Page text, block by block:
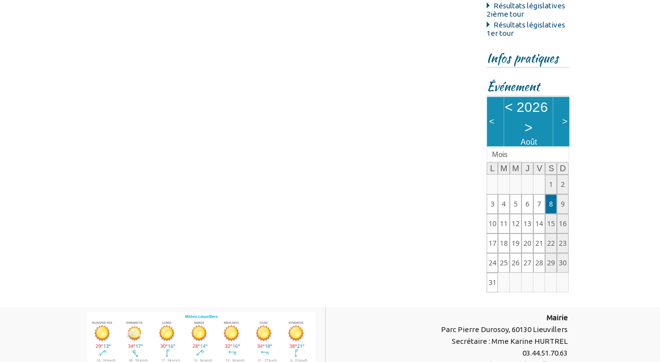
Résultats législatives
2ième tour
Résultats législatives
1er tour
Infos pratiques
Événement
<
< 2026
>
Août
>
Mois
L M M J V S
D
1
2
3 4 5 6 7 8 9
10 11 12 13 14 15 16
17 18 19 20 21 22 23
24 25 26 27 28 29 30
31
Mairie
Parc Pierre Durosoy, 60130 Lieuvillers
Secrétaire : Mme Karine HURTREL
03.44.51.70.63